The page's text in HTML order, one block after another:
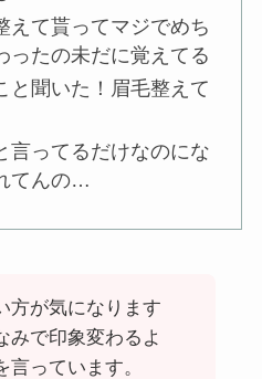
えて貰ってマジでめち
ったの未だに覚えてる
と聞いた！眉毛整えて
言ってるだけなのにな
てんの…
方が気になります
みで印象変わるよ
言っています。